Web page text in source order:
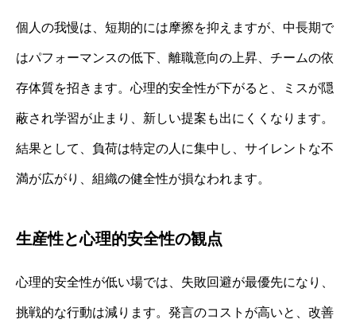
個人の我慢は、短期的には摩擦を抑えますが、中長期で
はパフォーマンスの低下、離職意向の上昇、チームの依
存体質を招きます。心理的安全性が下がると、ミスが隠
蔽され学習が止まり、新しい提案も出にくくなります。
結果として、負荷は特定の人に集中し、サイレントな不
満が広がり、組織の健全性が損なわれます。
生産性と心理的安全性の観点
心理的安全性が低い場では、失敗回避が最優先になり、
挑戦的な行動は減ります。発言のコストが高いと、改善